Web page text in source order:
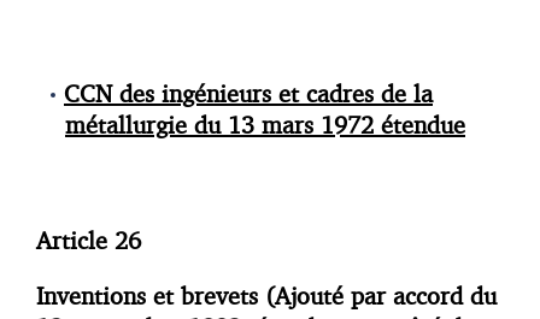
CCN des ingénieurs et cadres de la
métallurgie du 13 mars 1972 étendue
Article 26
Inventions et brevets (Ajouté par accord du